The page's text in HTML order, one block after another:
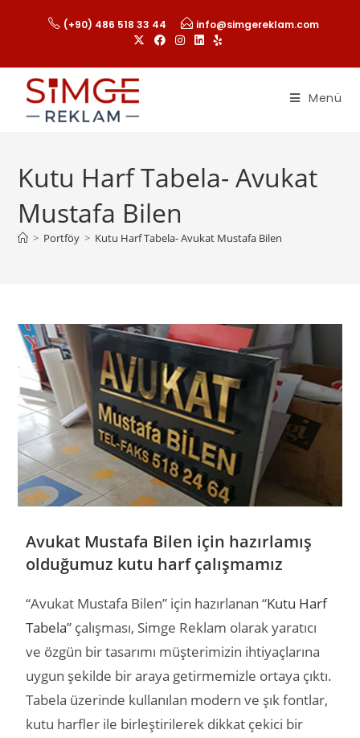
(+90) 486 518 33 44 info@simgereklam.com
Menü
Kutu Harf Tabela- Avukat
Mustafa Bilen
> Portföy > Kutu Harf Tabela- Avukat Mustafa Bilen
Avukat Mustafa Bilen için hazırlamış
olduğumuz kutu harf çalışmamız
“Avukat Mustafa Bilen” için hazırlanan “Kutu Harf
Tabela” çalışması, Simge Reklam olarak yaratıcı
ve özgün bir tasarımı müşterimizin ihtiyaçlarına
uygun şekilde bir araya getirmemizle ortaya çıktı.
Tabela üzerinde kullanılan modern ve şık fontlar,
kutu harfler ile birleştirilerek dikkat çekici bir